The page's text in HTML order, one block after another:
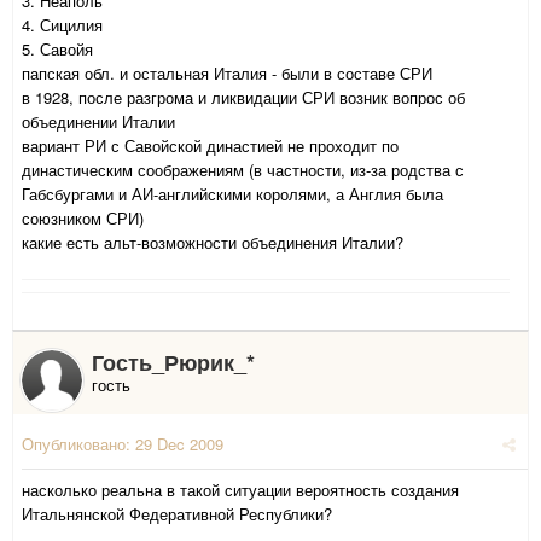
4. Сицилия
5. Савойя
папская обл. и остальная Италия - были в составе СРИ
в 1928, после разгрома и ликвидации СРИ возник вопрос об
объединении Италии
вариант РИ с Савойской династией не проходит по
династическим соображениям (в частности, из-за родства с
Габсбургами и АИ-английскими королями, а Англия была
союзником СРИ)
какие есть альт-возможности объединения Италии?
Гость_Рюрик_*
гость
Опубликовано: 29 Dec 2009
насколько реальна в такой ситуации вероятность создания
Итальнянской Федеративной Республики?